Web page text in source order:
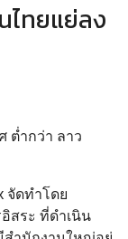
ไทยแย่ลง
ต่ำกว่า ลาว
จัดทำโดย
สระ ที่ดำเนิน